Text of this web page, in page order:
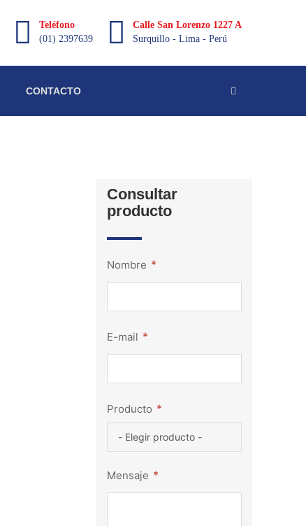
Teléfono
(01) 2397639
Calle San Lorenzo 1227 A
Surquillo - Lima - Perú
CONTACTO
Consultar
producto
Nombre *
E-mail *
Producto *
Mensaje *